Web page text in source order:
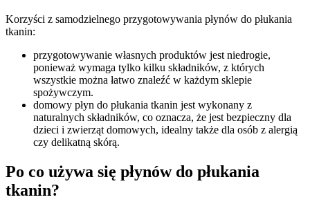
Korzyści z samodzielnego przygotowywania płynów do płukania
tkanin:
przygotowywanie własnych produktów jest niedrogie,
ponieważ wymaga tylko kilku składników, z których
wszystkie można łatwo znaleźć w każdym sklepie
spożywczym.
domowy płyn do płukania tkanin jest wykonany z
naturalnych składników, co oznacza, że jest bezpieczny dla
dzieci i zwierząt domowych, idealny także dla osób z alergią
czy delikatną skórą.
Po co używa się płynów do płukania
tkanin?